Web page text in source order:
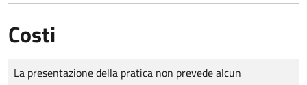
Costi
Tipo di pagamento
Importo
La presentazione della pratica non prevede alcun